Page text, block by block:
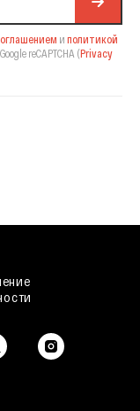
и политикой
reCAPTCHA (Privacy